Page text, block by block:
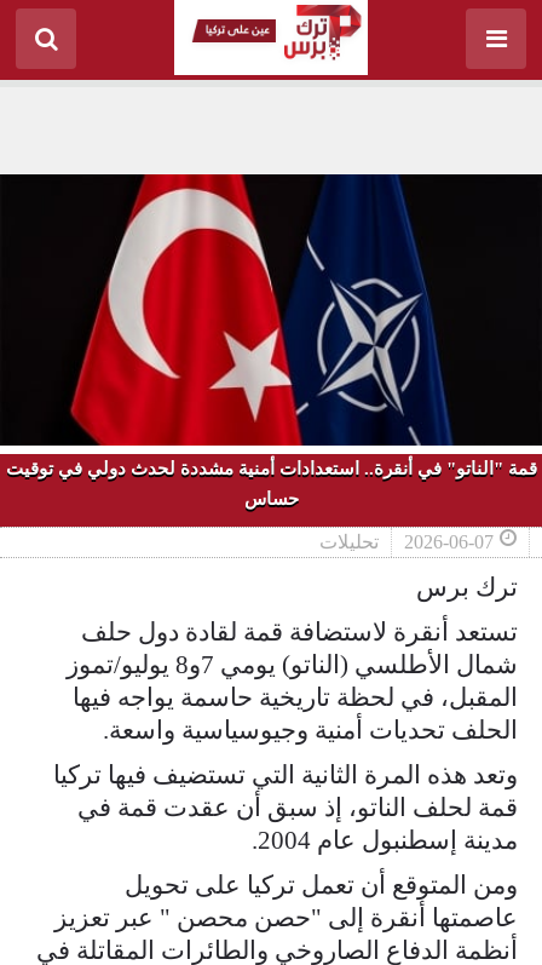
قمة "الناتو" في أنقرة.. استعدادات أمنية مشددة لحدث دولي في توقيت
حساس
2026-06-07 تحليلات
ترك برس
تستعد أنقرة لاستضافة قمة لقادة دول حلف
شمال الأطلسي (الناتو) يومي 7و8 يوليو/تموز
المقبل، في لحظة تاريخية حاسمة يواجه فيها
الحلف تحديات أمنية وجيوسياسية واسعة.
وتعد هذه المرة الثانية التي تستضيف فيها تركيا
قمة لحلف الناتو، إذ سبق أن عقدت قمة في
مدينة إسطنبول عام 2004.
ومن المتوقع أن تعمل تركيا على تحويل
عاصمتها أنقرة إلى "حصن محصن " عبر تعزيز
أنظمة الدفاع الصاروخي والطائرات المقاتلة في